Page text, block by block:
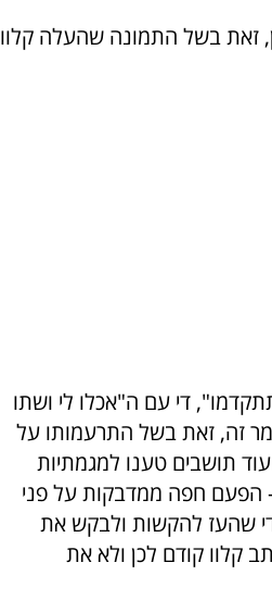
זאת בשל התמונה שהעלה קלוו
די עם ה"אכלו לי ושתו
זה, זאת בשל התרעמותו על
תושבים טענו למגמתיות
הפעם חפה ממדבקות על פני
שהעז להקשות ולבקש את
קודם לכן ולא את